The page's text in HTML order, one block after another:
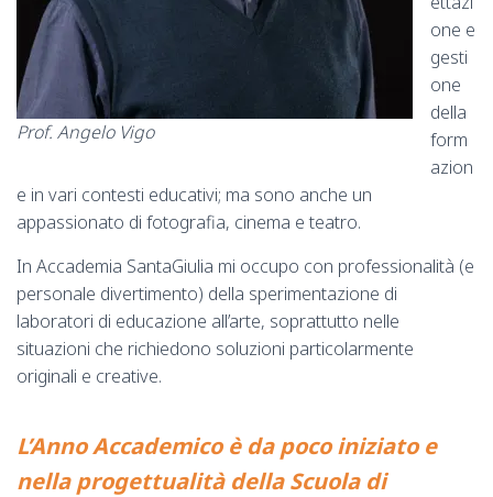
Prof. Angelo Vigo
one e
gesti
one
della
form
azion
e in vari contesti educativi; ma sono anche un
appassionato di fotografia, cinema e teatro.
In Accademia SantaGiulia mi occupo con professionalità (e
personale divertimento) della sperimentazione di
laboratori di educazione all’arte, soprattutto nelle
situazioni che richiedono soluzioni particolarmente
originali e creative.
L’Anno Accademico è da poco iniziato e
nella progettualità della Scuola di